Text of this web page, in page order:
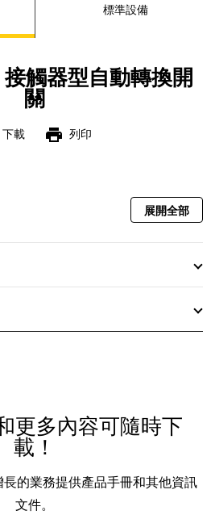
標準設備
接觸器型自動轉換開
關
下載 print 列印
展開全部
更多內容可隨時下
載！
的業務提供產品手冊和其他資訊
文件。